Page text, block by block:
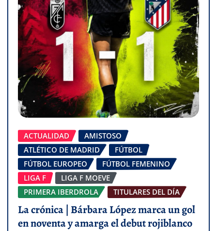
ACTUALIDAD
AMISTOSO
ATLÉTICO DE MADRID
FÚTBOL
FÚTBOL EUROPEO
FÚTBOL FEMENINO
LIGA F
LIGA F MOEVE
PRIMERA IBERDROLA
TITULARES DEL DÍA
La crónica | Bárbara López marca un gol
en noventa y amarga el debut rojiblanco